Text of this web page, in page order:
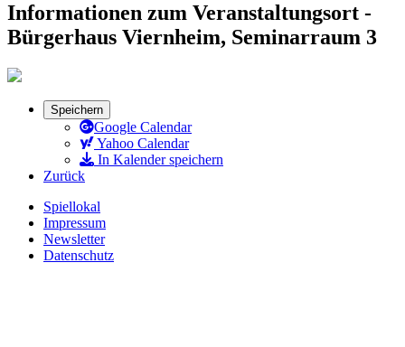
Informationen zum Veranstaltungsort -
Bürgerhaus Viernheim, Seminarraum 3
Speichern
Google Calendar
Yahoo Calendar
In Kalender speichern
Zurück
Spiellokal
Impressum
Newsletter
Datenschutz